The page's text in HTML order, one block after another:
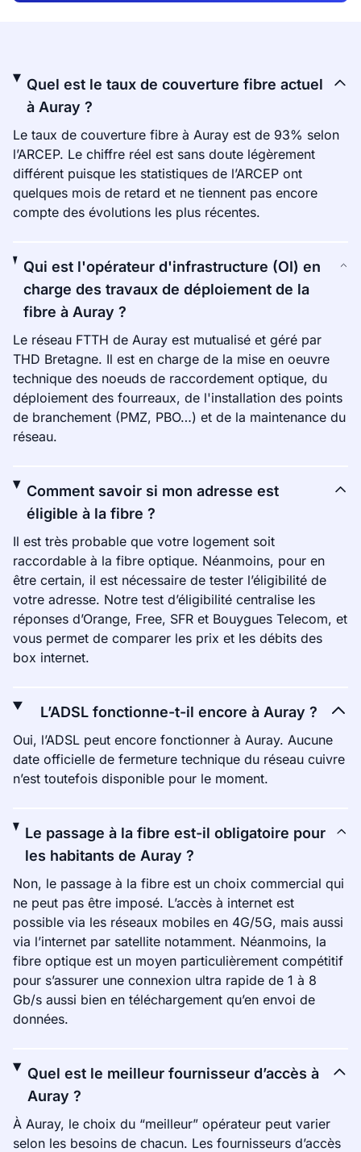
Quel est le taux de couverture fibre actuel
à Auray ?
Le taux de couverture fibre à Auray est de 93% selon
l’ARCEP. Le chiffre réel est sans doute légèrement
différent puisque les statistiques de l’ARCEP ont
quelques mois de retard et ne tiennent pas encore
compte des évolutions les plus récentes.
Qui est l'opérateur d'infrastructure (OI) en
charge des travaux de déploiement de la
fibre à Auray ?
Le réseau FTTH de Auray est mutualisé et géré par
THD Bretagne. Il est en charge de la mise en oeuvre
technique des noeuds de raccordement optique, du
déploiement des fourreaux, de l'installation des points
de branchement (PMZ, PBO…) et de la maintenance du
réseau.
Comment savoir si mon adresse est
éligible à la fibre ?
Il est très probable que votre logement soit
raccordable à la fibre optique. Néanmoins, pour en
être certain, il est nécessaire de tester l’éligibilité de
votre adresse. Notre test d’éligibilité centralise les
réponses d’Orange, Free, SFR et Bouygues Telecom, et
vous permet de comparer les prix et les débits des
box internet.
L’ADSL fonctionne-t-il encore à Auray ?
Oui, l’ADSL peut encore fonctionner à Auray. Aucune
date officielle de fermeture technique du réseau cuivre
n’est toutefois disponible pour le moment.
Le passage à la fibre est-il obligatoire pour
les habitants de Auray ?
Non, le passage à la fibre est un choix commercial qui
ne peut pas être imposé. L’accès à internet est
possible via les réseaux mobiles en 4G/5G, mais aussi
via l’internet par satellite notamment. Néanmoins, la
fibre optique est un moyen particulièrement compétitif
pour s’assurer une connexion ultra rapide de 1 à 8
Gb/s aussi bien en téléchargement qu’en envoi de
données.
Quel est le meilleur fournisseur d’accès à
Auray ?
À Auray, le choix du “meilleur” opérateur peut varier
selon les besoins de chacun. Les fournisseurs d’accès